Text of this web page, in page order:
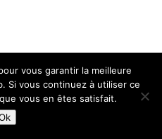
Artigues-près-
vous garantir la meilleure
Si vous continuez à utiliser ce
vous en êtes satisfait.